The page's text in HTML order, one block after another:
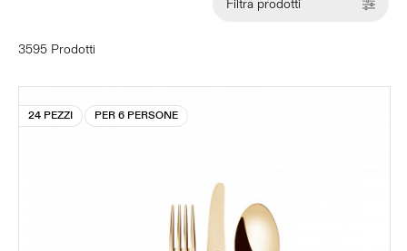
Filtra prodotti
3595 Prodotti
24 PEZZI PER 6 PERSONE